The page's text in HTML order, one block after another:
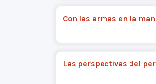
Con las armas en la
Las perspectivas del